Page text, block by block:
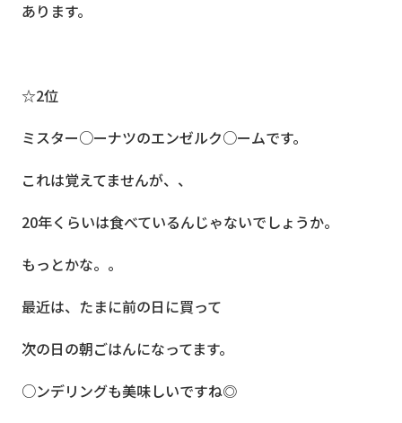
あります。
☆2位
ミスター○ーナツのエンゼルク○ームです。
これは覚えてませんが、、
20年くらいは食べているんじゃないでしょうか。
もっとかな。。
最近は、たまに前の日に買って
次の日の朝ごはんになってます。
○ンデリングも美味しいですね◎